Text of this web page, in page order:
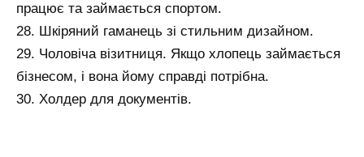
працює та займається спортом.
28. Шкіряний гаманець зі стильним дизайном.
29. Чоловіча візитниця. Якщо хлопець займається
бізнесом, і вона йому справді потрібна.
30. Холдер для документів.